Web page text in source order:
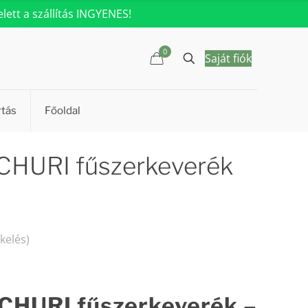
a szállítás INGYENES!
Főoldal
0 Saját fiók
fűszerkeverék